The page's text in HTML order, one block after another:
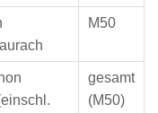
M50
gesamt
(M50)